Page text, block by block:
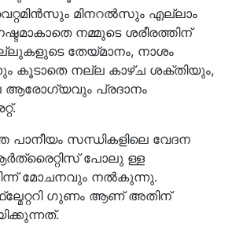
മിനറൽസും എല്ലാം
നമ്മുടെ ശരീരത്തിന്
തേയ്മാനം, നാശം
കൂടാതെ നല്ല കാഴ്ച ശക്തിയും,
ആരോഗ്യവും പ്രദാനം
സന്ധികളിലെ വേദന
പോലു ള്ള
മോചനവും നൽകുന്നു.
ഗുണം ആണ് അതിന്